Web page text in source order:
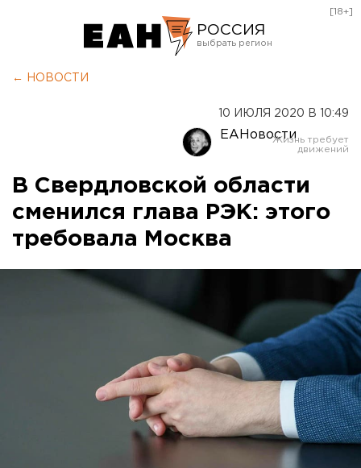
РОССИЯ
Оренбург
[18+]
← НОВОСТИ
10 ИЮЛЯ 2020 В 10:49
ЕАНовости
В Свердловской области
сменился глава РЭК: этого
требовала Москва